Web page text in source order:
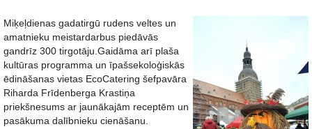
Miķeļdienas gadatirgū rudens veltes un
amatnieku meistardarbus piedāvās
gandrīz 300 tirgotāju.Gaidāma arī plaša
kultūras programma un īpašsekoloģiskās
ēdināšanas vietas EcoCatering šefpavāra
Riharda Frīdenberga Krastiņa
priekšnesums ar jaunākajām receptēm un
pasākuma dalībnieku cienāšanu.